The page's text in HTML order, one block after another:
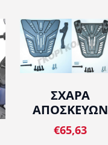
ΣΧΑΡΑ
ΑΠΟΣΚΕΥΩΝ
€65,63